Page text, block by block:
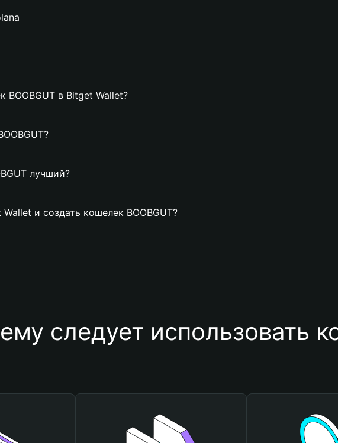
BOOBGUT в Bitget Wallet?
лучший?
Wallet и создать кошелек BOOBGUT?
следует использовать